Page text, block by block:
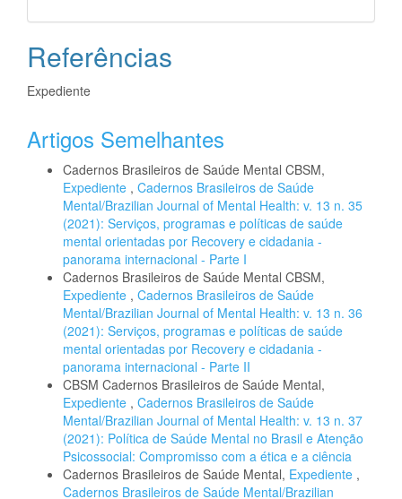
Referências
Expediente
Artigos Semelhantes
Cadernos Brasileiros de Saúde Mental CBSM,
Expediente , Cadernos Brasileiros de Saúde
Mental/Brazilian Journal of Mental Health: v. 13 n. 35
(2021): Serviços, programas e políticas de saúde
mental orientadas por Recovery e cidadania -
panorama internacional - Parte I
Cadernos Brasileiros de Saúde Mental CBSM,
Expediente , Cadernos Brasileiros de Saúde
Mental/Brazilian Journal of Mental Health: v. 13 n. 36
(2021): Serviços, programas e políticas de saúde
mental orientadas por Recovery e cidadania -
panorama internacional - Parte II
CBSM Cadernos Brasileiros de Saúde Mental,
Expediente , Cadernos Brasileiros de Saúde
Mental/Brazilian Journal of Mental Health: v. 13 n. 37
(2021): Política de Saúde Mental no Brasil e Atenção
Psicossocial: Compromisso com a ética e a ciência
Cadernos Brasileiros de Saúde Mental, Expediente ,
Cadernos Brasileiros de Saúde Mental/Brazilian